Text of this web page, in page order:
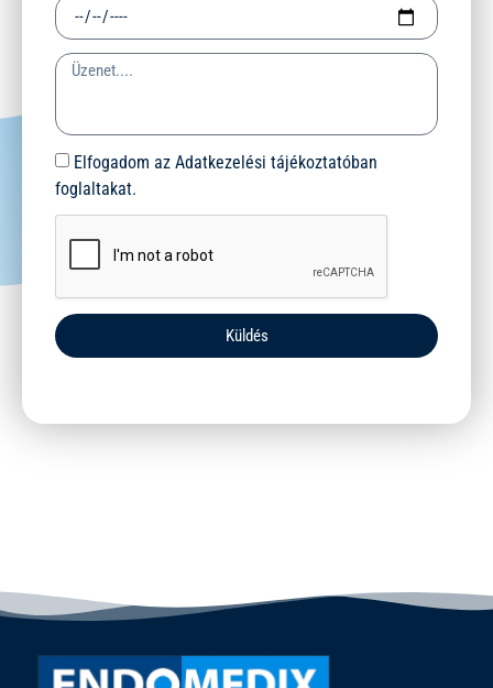
Elfogadom az Adatkezelési tájékoztatóban
foglaltakat.
Küldés